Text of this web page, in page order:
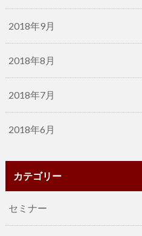
2018年9月
2018年8月
2018年7月
2018年6月
カテゴリー
セミナー